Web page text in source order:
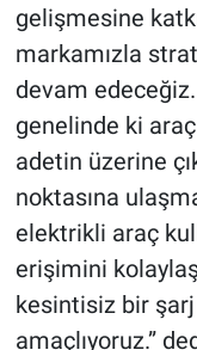
gelişmesine
markamızla
devam edeceğiz.
genelinde ki araç
adetin üzerine
noktasına
elektrikli araç
erişimini
kesintisiz bir
amaçlıyoruz.”